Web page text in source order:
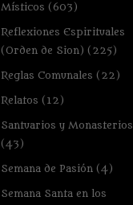
Místicos (603)
Reflexiones Espirituales
(Orden de Sion) (225)
Reglas Comunales (22)
Relatos (12)
Santuarios y Monasterios
(43)
Semana de Pasión (4)
Semana Santa en los